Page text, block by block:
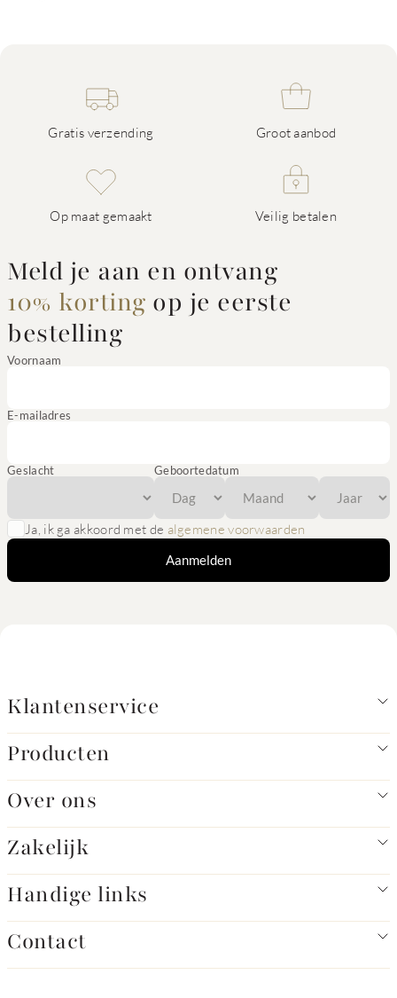
Gratis verzending Groot aanbod
Op maat gemaakt Veilig betalen
Meld je aan en ontvang
10% korting op je eerste
bestelling
Voornaam
E-mailadres
Geslacht Geboortedatum
Ja, ik ga akkoord met de algemene voorwaarden
Aanmelden
Klantenservice
Producten
Over ons
Zakelijk
Handige links
Contact